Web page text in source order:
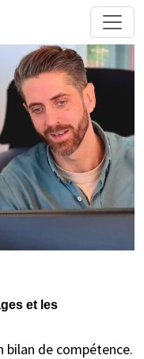
et les
bilan de compétence.